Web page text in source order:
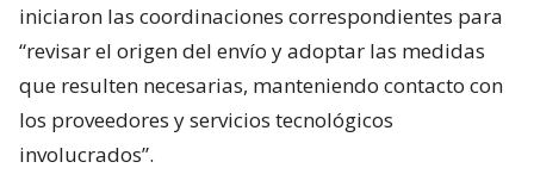
iniciaron las coordinaciones correspondientes para
“revisar el origen del envío y adoptar las medidas
que resulten necesarias, manteniendo contacto con
los proveedores y servicios tecnológicos
involucrados”.